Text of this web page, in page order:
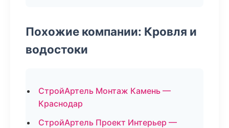
Похожие компании: Кровля и
водостоки
СтройАртель Монтаж Камень —
Краснодар
СтройАртель Проект Интерьер —